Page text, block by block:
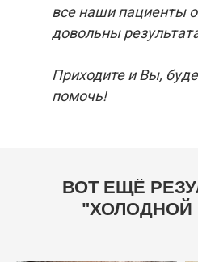
все наши пациенты
довольны
Приходите и Вы,
помочь!
ВОТ ЕЩЁ
"ХОЛОДНОЙ